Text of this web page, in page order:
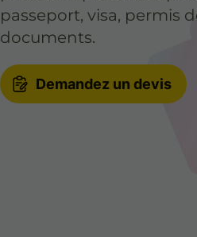
passeport, visa, permis
documents.
Demandez un devis